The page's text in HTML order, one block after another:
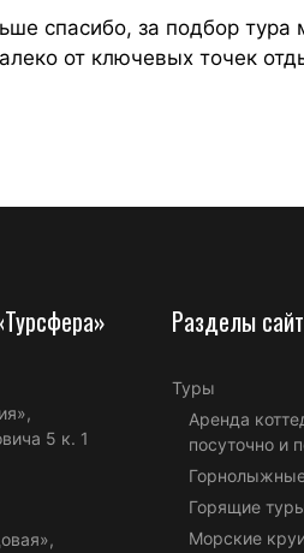
спасибо, за подбор
от ключевых точек
5 к. 1
Разделы
Туры
Аренда
посуточно и
Горящие
Морские